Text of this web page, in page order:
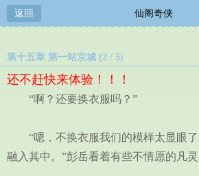
返回 仙阁奇侠
第十五章 第一站京城 (2 / 5)
还不赶快来体验！！！
“啊？还要换衣服吗？”
“嗯，不换衣服我们的模样太显眼了
融入其中。”彭岳看着有些不情愿的凡